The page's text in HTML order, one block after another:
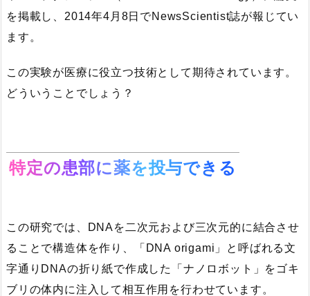
を掲載し、2014年4月8日でNewsScientist誌が報じてい
ます。
この実験が医療に役立つ技術として期待されています。
どういうことでしょう？
特定の患部に薬を投与できる
この研究では、DNAを二次元および三次元的に結合させ
ることで構造体を作り、「DNA origami」と呼ばれる文
字通りDNAの折り紙で作成した「ナノロボット」をゴキ
ブリの体内に注入して相互作用を行わせています。